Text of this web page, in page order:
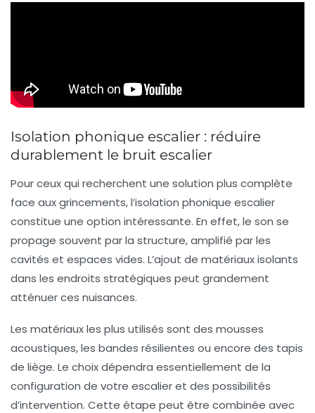
Isolation phonique escalier : réduire
durablement le bruit escalier
Pour ceux qui recherchent une solution plus complète
face aux grincements, l’isolation phonique escalier
constitue une option intéressante. En effet, le son se
propage souvent par la structure, amplifié par les
cavités et espaces vides. L’ajout de matériaux isolants
dans les endroits stratégiques peut grandement
atténuer ces nuisances.
Les matériaux les plus utilisés sont des mousses
acoustiques, les bandes résilientes ou encore des tapis
de liège. Le choix dépendra essentiellement de la
configuration de votre escalier et des possibilités
d’intervention. Cette étape peut être combinée avec